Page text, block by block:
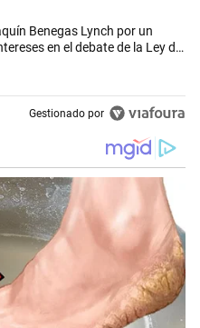
"Di Tullio impugnó a Joaquín
Benegas Lynch por un
en el debate de la Ley de
Gestionado por